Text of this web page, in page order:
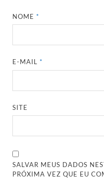
NOME*
E-MAIL*
SITE
SALVAR MEUS DADOS
PRÓXIMA VEZ QUE EU